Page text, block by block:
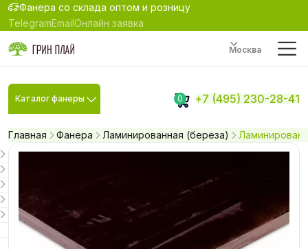
Фанера со склада оптом и розницу
TelegramEmailОнлайн заявка
Москва
Каталог фанеры 0 +7 (495) 230-28-41
Главная Фанера Ламинированная (береза)